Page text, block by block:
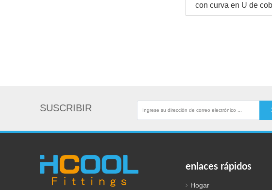
con curva en U de
SUSCRIBIR
enlaces rápidos
Hogar